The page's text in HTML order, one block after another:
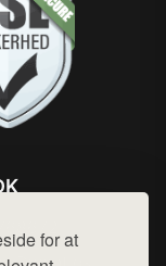
for at